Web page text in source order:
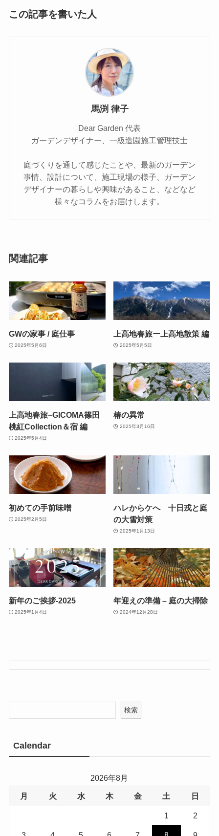
この記事を書いた人
馬渕 律子
Dear Garden 代表
ガーデンデザイナー、一級造園施工管理技士
庭づくりを通して感じたことや、最新のガーデン
事情、設計について、施工現場の様子、ガーデン
デザイナーの暮らしや興味があること、などなど
様々なコラムをお届けします。
関連記事
GWの家事 / 庭仕事
2025年5月6日
上高地春旅ー上高地散策 編
2025年5月5日
上高地春旅−GICOMA篠田
桃紅Collection＆宿 編
2025年5月4日
椿の異常
2025年3月16日
初めての手前味噌
2025年2月5日
ハレからケへ 十日戎と庭
の大雪対策
2025年1月13日
新年のご挨拶-2025
2025年1月4日
年迎えの準備 – 庭の大掃除
2024年12月28日
検索
Calendar
2026年8月
月 火 水 木 金 土 日
1 2